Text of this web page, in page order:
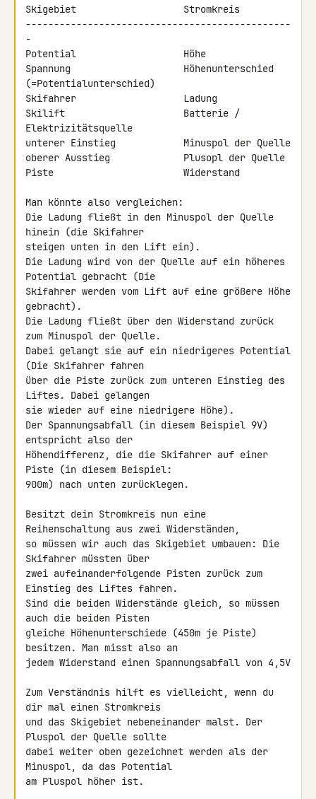
Skigebiet                   Stromkreis
-----------------------------------------------
-
Potential                   Höhe
Spannung                    Höhenunterschied
(=Potentialunterschied)
Skifahrer                   Ladung
Skilift                     Batterie /
Elektrizitätsquelle
unterer Einstieg            Minuspol der Quelle
oberer Ausstieg             Plusopl der Quelle
Piste                       Widerstand
Man könnte also vergleichen:
Die Ladung fließt in den Minuspol der Quelle
hinein (die Skifahrer
steigen unten in den Lift ein).
Die Ladung wird von der Quelle auf ein höheres
Potential gebracht (Die
Skifahrer werden vom Lift auf eine größere Höhe
gebracht).
Die Ladung fließt über den Widerstand zurück
zum Minuspol der Quelle.
Dabei gelangt sie auf ein niedrigeres Potential
(Die Skifahrer fahren
über die Piste zurück zum unteren Einstieg des
Liftes. Dabei gelangen
sie wieder auf eine niedrigere Höhe).
Der Spannungsabfall (in diesem Beispiel 9V)
entspricht also der
Höhendifferenz, die die Skifahrer auf einer
Piste (in diesem Beispiel:
900m) nach unten zurücklegen.
Besitzt dein Stromkreis nun eine
Reihenschaltung aus zwei Widerständen,
so müssen wir auch das Skigebiet umbauen: Die
Skifahrer müssten über
zwei aufeinanderfolgende Pisten zurück zum
Einstieg des Liftes fahren.
Sind die beiden Widerstände gleich, so müssen
auch die beiden Pisten
gleiche Höhenunterschiede (450m je Piste)
besitzen. Man misst also an
jedem Widerstand einen Spannungsabfall von 4,5V
Zum Verständnis hilft es vielleicht, wenn du
dir mal einen Stromkreis
und das Skigebiet nebeneinander malst. Der
Pluspol der Quelle sollte
dabei weiter oben gezeichnet werden als der
Minuspol, da das Potential
am Pluspol höher ist.